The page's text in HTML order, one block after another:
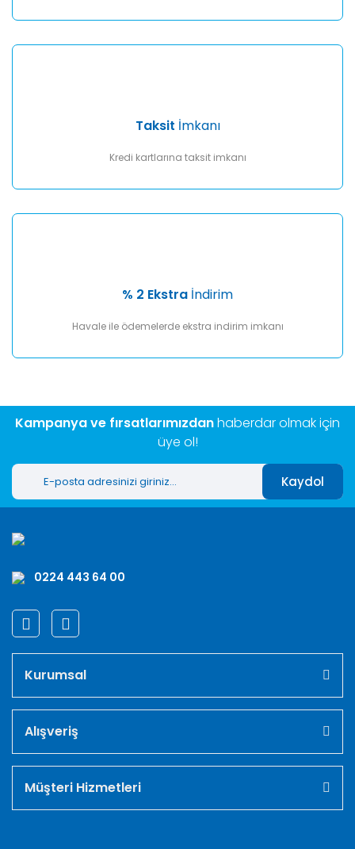
Taksit İmkanı
Kredi kartlarına taksit imkanı
% 2 Ekstra İndirim
Havale ile ödemelerde ekstra indirim imkanı
Kampanya ve fırsatlarımızdanhaberdar olmak için
üye ol!
Kaydol
0224 443 64 00
Kurumsal
Alışveriş
Müşteri Hizmetleri